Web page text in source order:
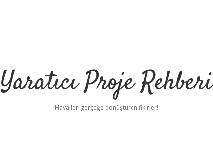
Yaratıcı Proje Rehberi
Hayalleri gerçeğe dönüştüren fikirler!